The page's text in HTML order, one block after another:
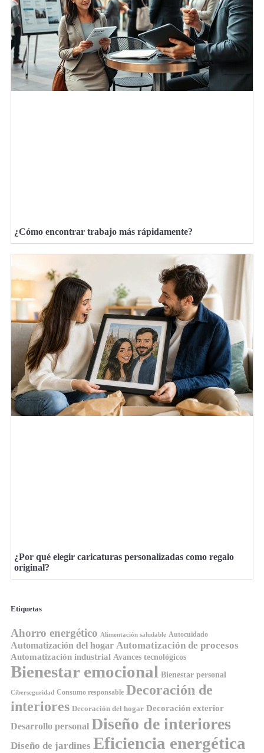
¿Cómo encontrar trabajo más rápidamente?
¿Por qué elegir caricaturas personalizadas como regalo
original?
Etiquetas
Ahorro energético Alimentación saludable Autocuidado
Automatización del hogar Automatización de procesos
Automatización industrial Avances tecnológicos
Bienestar emocional Bienestar personal
Ciberseguridad Consumo responsable Decoración de
interiores Decoración del hogar Decoración exterior
Desarrollo personal Diseño de interiores
Diseño de jardines Eficiencia energética